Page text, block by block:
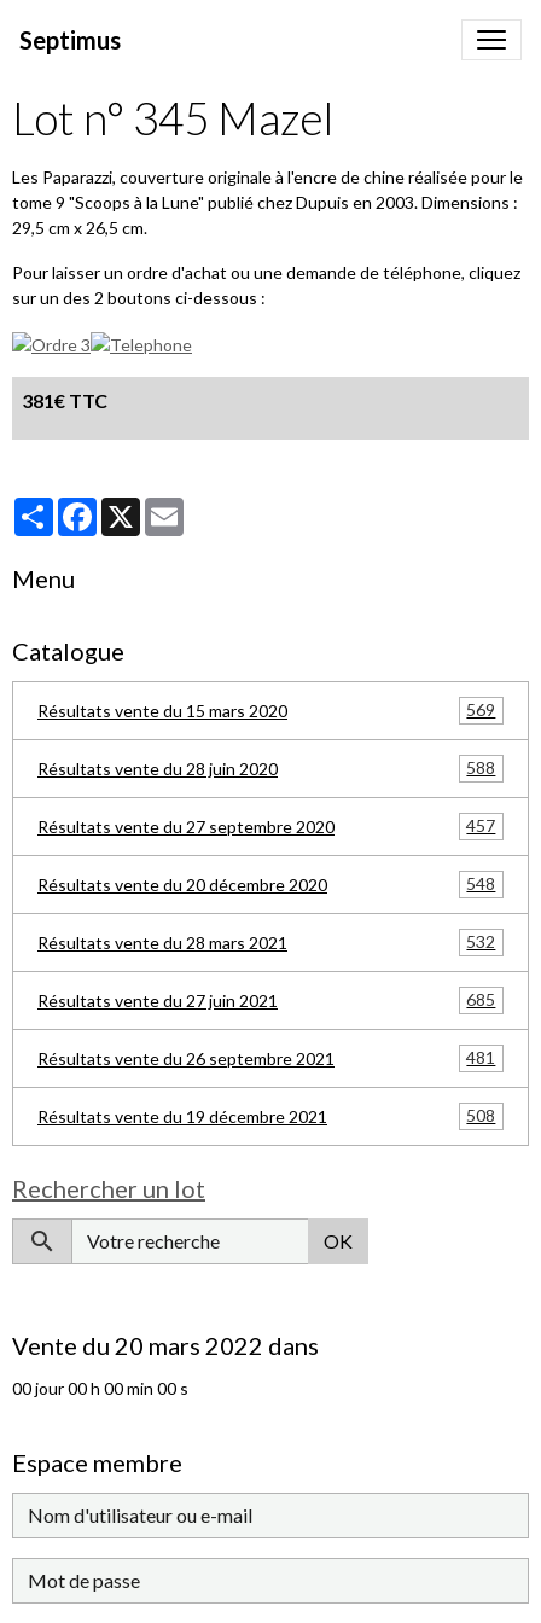
Septimus
Lot n° 345 Mazel
Les Paparazzi, couverture originale à l'encre de chine réalisée pour le
tome 9 "Scoops à la Lune" publié chez Dupuis en 2003. Dimensions :
29,5 cm x 26,5 cm.
Pour laisser un ordre d'achat ou une demande de téléphone, cliquez
sur un des 2 boutons ci-dessous :
381€ TTC
PartagerFacebook
X
Menu
Catalogue
Résultats vente du 15 mars 2020 569
Résultats vente du 28 juin 2020 588
Résultats vente du 27 septembre 2020 457
Résultats vente du 20 décembre 2020 548
Résultats vente du 28 mars 2021 532
Résultats vente du 27 juin 2021 685
Résultats vente du 26 septembre 2021 481
Résultats vente du 19 décembre 2021 508
Rechercher un lot
OK
Vente du 20 mars 2022 dans
00jour00h 00min 00 s
Espace membre